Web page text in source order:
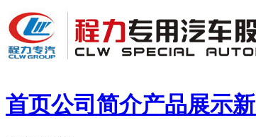
首页公司简介产品展示